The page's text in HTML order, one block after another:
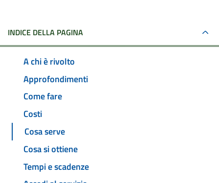
INDICE DELLA PAGINA
A chi è rivolto
Approfondimenti
Come fare
Costi
Cosa serve
Cosa si ottiene
Tempi e scadenze